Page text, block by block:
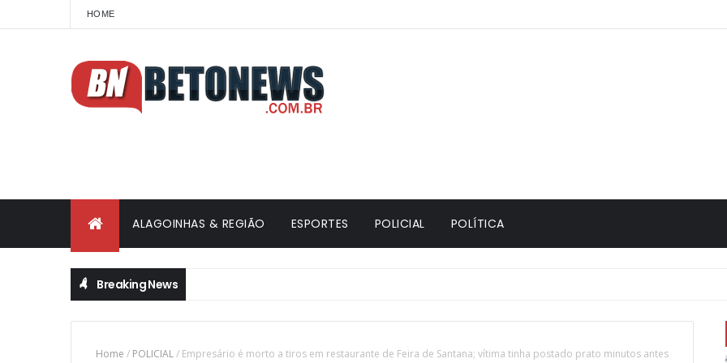
HOME
ALAGOINHAS & REGIÃO ESPORTES POLICIAL POLÍTICA
Breaking News
Home / POLICIAL/ Empresário é morto a tiros em restaurante de Feira de Santana; vítima tinha postado prato minutos antes